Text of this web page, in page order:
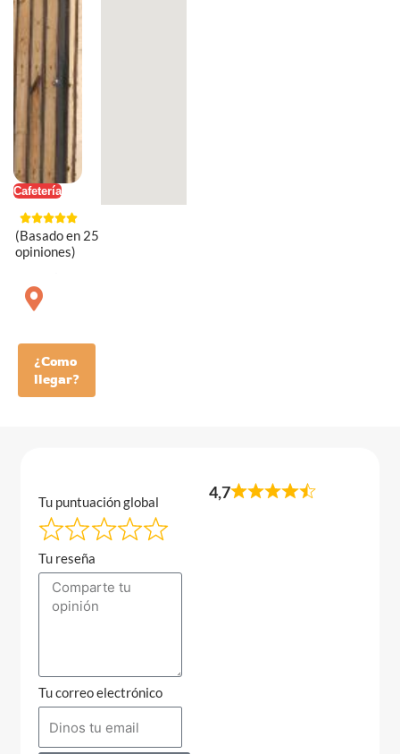
Cafetería
(Basado en 25
opiniones)
¿Como
llegar?
Tu puntuación global
Tu reseña
Tu correo electrónico
4,7